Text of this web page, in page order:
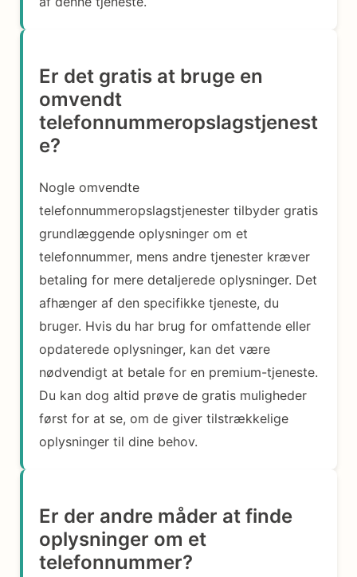
Er det gratis at bruge en
omvendt
telefonnummeropslagstjenest
e?
Nogle omvendte
telefonnummeropslagstjenester tilbyder gratis
grundlæggende oplysninger om et
telefonnummer, mens andre tjenester kræver
betaling for mere detaljerede oplysninger. Det
afhænger af den specifikke tjeneste, du
bruger. Hvis du har brug for omfattende eller
opdaterede oplysninger, kan det være
nødvendigt at betale for en premium-tjeneste.
Du kan dog altid prøve de gratis muligheder
først for at se, om de giver tilstrækkelige
oplysninger til dine behov.
Er der andre måder at finde
oplysninger om et
telefonnummer?